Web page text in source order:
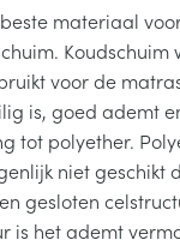
materiaal
voor de
is, goed ademt
tot polyether.
niet geschikt
gesloten
is het ademt